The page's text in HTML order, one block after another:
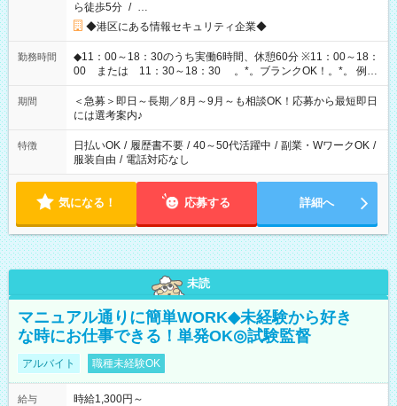
ら徒歩5分 / …
◆港区にある情報セキュリティ企業◆
勤務時間
◆11：00～18：30のうち実働6時間、休憩60分 ※11：00～18：
00 または 11：30～18：30 。*。ブランクOK！。*。 例え
ば前職が、 在宅/財団法人/事務/コールセンター/受付/販売/カフェ
スタッフ スイーツ販売/ホテルフロント/化粧品販売/など 様々な
業界から入社して活躍されています♪
期間
＜急募＞即日～長期／8月～9月～も相談OK！応募から最短即日
には選考案内♪
特徴 日払いOK / 履歴書不要 / 40～50代活躍中 / 副業・WワークOK /
服装自由 / 電話対応なし
気になる！ 応募する 詳細へ
未読
マニュアル通りに簡単WORK◆未経験から好き
な時にお仕事できる！単発OK◎試験監督
アルバイト 職種未経験OK
給与
時給1,300円～